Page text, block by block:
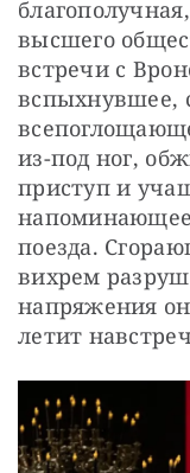
высшего
встречи с
вспыхнувшее,
из-под ног,
приступ и
напоминающее
поезда.
вихрем
напряжения
летит